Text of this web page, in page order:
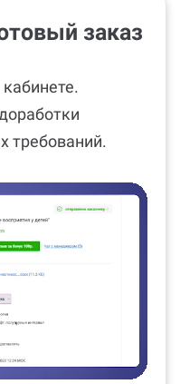
заказ
требований.